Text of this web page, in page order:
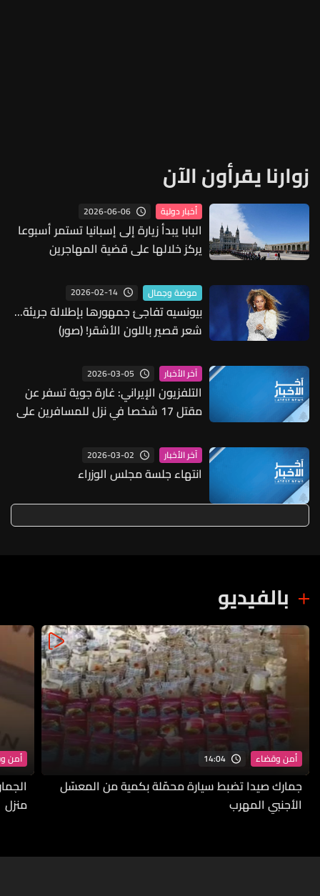
زوارنا يقرأون الآن
أخبار دولية 2026-06-06
البابا يبدأ زيارة إلى إسبانيا تستمر أسبوعا
يركز خلالها على قضية المهاجرين
موضة وجمال 2026-02-14
بيونسيه تفاجئ جمهورها بإطلالة جريئة...
شعر قصير باللون الأشقر! (صور)
آخر الأخبار 2026-03-05
التلفزيون الإيراني: غارة جوية تسفر عن
مقتل 17 شخصا في نزل للمسافرين على
آخر الأخبار 2026-03-02
انتهاء جلسة مجلس الوزراء
بالفيديو
أمن وقضاء 14:04
جمارك صيدا تضبط سيارة محمّلة بكمية من المعسّل
الأجنبي المهرب
أمن
منزل